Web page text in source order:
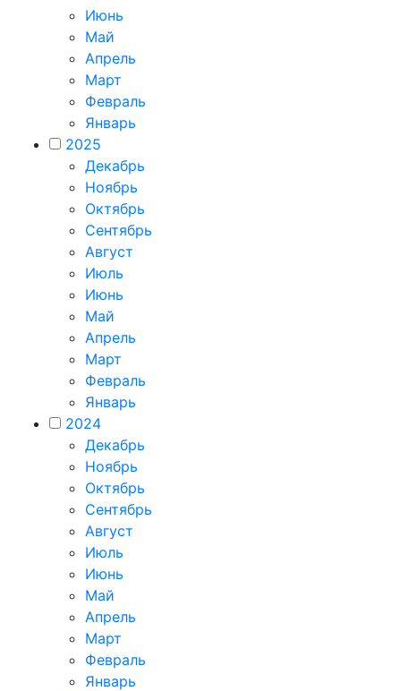
Июнь
Май
Апрель
Март
Февраль
Январь
2025
Декабрь
Ноябрь
Октябрь
Сентябрь
Август
Июль
Июнь
Май
Апрель
Март
Февраль
Январь
2024
Декабрь
Ноябрь
Октябрь
Сентябрь
Август
Июль
Июнь
Май
Апрель
Март
Февраль
Январь